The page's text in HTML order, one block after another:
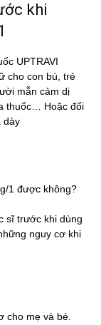
khi
UPTRAVI
cho con bú, trẻ
mẫn cảm dị
thuốc… Hoặc đối
dày
1 được không?
sĩ trước khi dùng
nguy cơ khi
cho mẹ và bé.